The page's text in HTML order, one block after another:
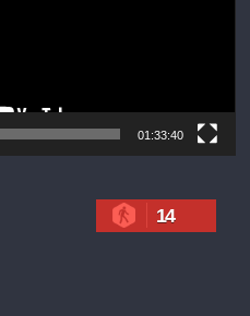
01:33:40
14